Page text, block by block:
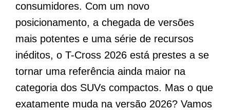
consumidores. Com um novo
posicionamento, a chegada de versões
mais potentes e uma série de recursos
inéditos, o T-Cross 2026 está prestes a se
tornar uma referência ainda maior na
categoria dos SUVs compactos. Mas o que
exatamente muda na versão 2026? Vamos